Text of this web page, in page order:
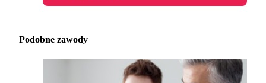
Podobne zawody